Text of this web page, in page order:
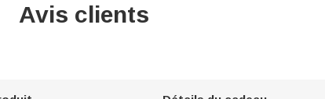
Avis clients